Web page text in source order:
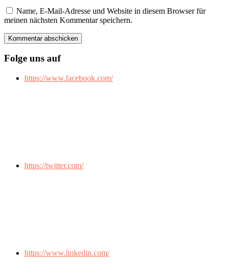
Name, E-Mail-Adresse und Website in diesem Browser für
meinen nächsten Kommentar speichern.
Folge uns auf
https://www.facebook.com/
https://twitter.com/
https://www.linkedin.com/